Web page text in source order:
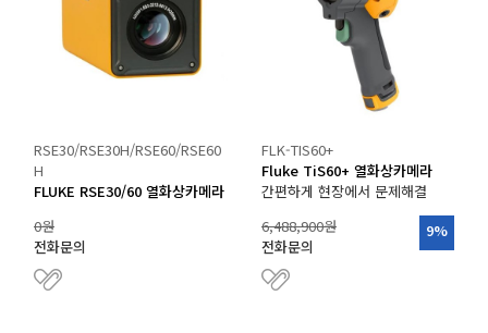
RSE30/RSE30H/RSE60/RSE60
H
FLUKE RSE30/60 열화상카메라
0원
전화문의
FLK-TIS60+
Fluke TiS60+ 열화상카메라
간편하게 현장에서 문제해결
6,488,900원
전화문의
9%